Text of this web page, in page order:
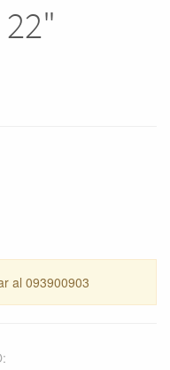
al 093900903